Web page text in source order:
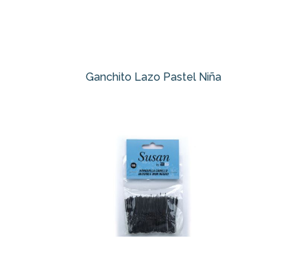
Ganchito Lazo Pastel Niña